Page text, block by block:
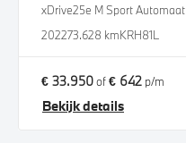
xDrive25e M Sport Automaat
202273.628 kmKRH81L
€ 33.950of€ 642 p/m
Bekijk details